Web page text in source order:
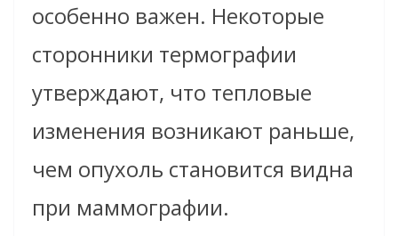
особенно важен. Некоторые
сторонники термографии
утверждают, что тепловые
изменения возникают раньше,
чем опухоль становится видна
при маммографии.